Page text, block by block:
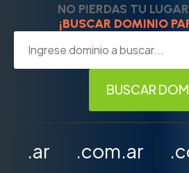
NO PIERDAS TU
¡BUSCAR DOMINIO
.ar .com.ar